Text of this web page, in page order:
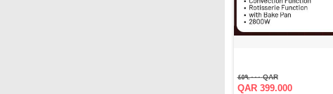
QAR ٤٥٩.٠٠٠
QAR 399.000